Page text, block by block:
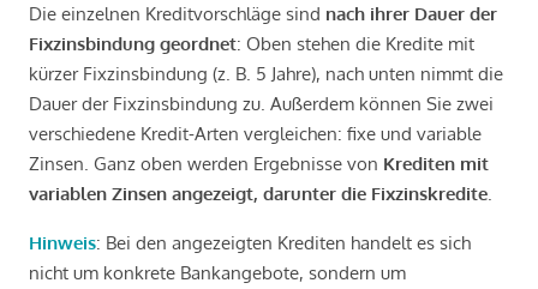
Die einzelnen Kreditvorschläge sind nach ihrer Dauer der
Fixzinsbindung geordnet: Oben stehen die Kredite mit
kürzer Fixzinsbindung (z. B. 5 Jahre), nach unten nimmt die
Dauer der Fixzinsbindung zu. Außerdem können Sie zwei
verschiedene Kredit-Arten vergleichen: fixe und variable
Zinsen. Ganz oben werden Ergebnisse von Krediten mit
variablen Zinsen angezeigt, darunter die Fixzinskredite
Hinweis: Bei den angezeigten Krediten handelt es sich
nicht um konkrete Bankangebote, sondern um